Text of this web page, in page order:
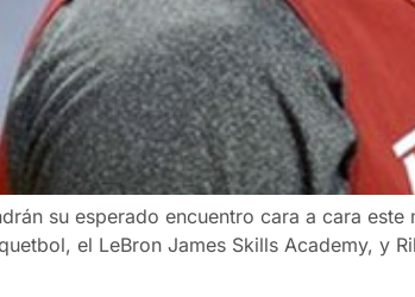
su esperado encuentro cara a cara
el LeBron James Skills Academy,